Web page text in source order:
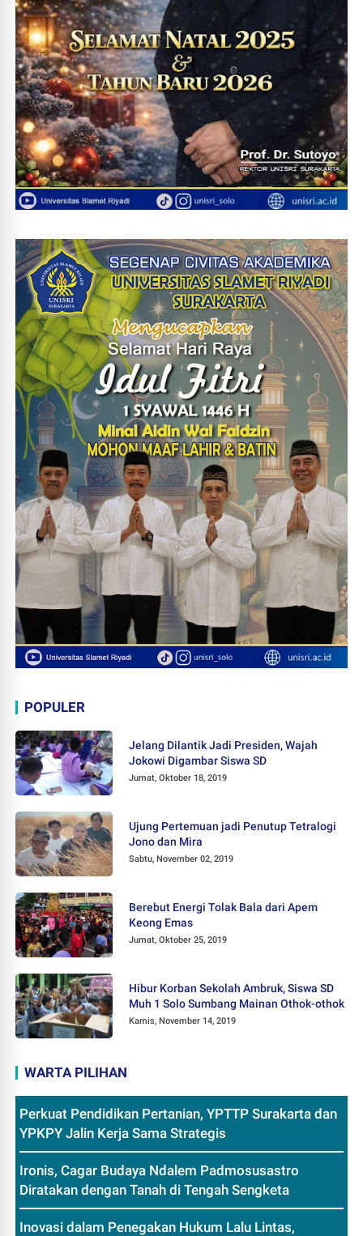
POPULER
Jelang Dilantik Jadi Presiden, Wajah
Jokowi Digambar Siswa SD
Jumat, Oktober 18, 2019
Ujung Pertemuan jadi Penutup Tetralogi
Jono dan Mira
Sabtu, November 02, 2019
Berebut Energi Tolak Bala dari Apem
Keong Emas
Jumat, Oktober 25, 2019
Hibur Korban Sekolah Ambruk, Siswa SD
Muh 1 Solo Sumbang Mainan Othok-othok
Kamis, November 14, 2019
WARTA PILIHAN
Perkuat Pendidikan Pertanian, YPTTP Surakarta dan
YPKPY Jalin Kerja Sama Strategis
Ironis, Cagar Budaya Ndalem Padmosusastro
Diratakan dengan Tanah di Tengah Sengketa
Inovasi dalam Penegakan Hukum Lalu Lintas,